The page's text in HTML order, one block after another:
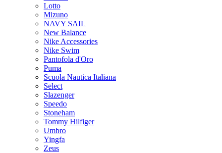
Lotto
Mizuno
NAVY SAIL
New Balance
Nike Accessories
Nike Swim
Pantofola d'Oro
Puma
Scuola Nautica Italiana
Select
Slazenger
Speedo
Stoneham
Tommy Hilfiger
Umbro
Yingfa
Zeus